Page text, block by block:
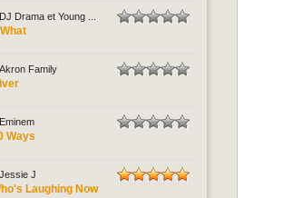
DJ Drama et Young ...
Akron Family
Eminem
Ways
Jessie J
Laughing Now